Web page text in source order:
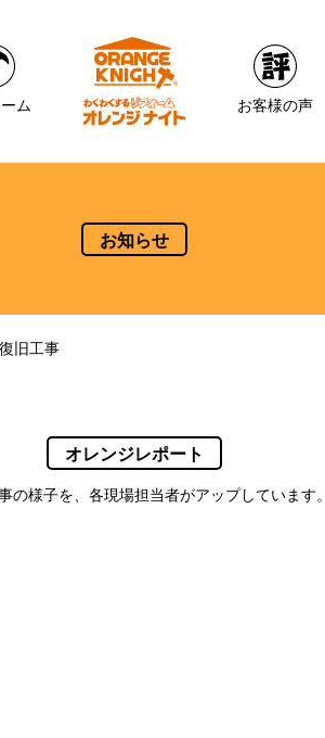
ム お客様の声
お知らせ
旧工事
オレンジレポート
の様子を、各現場担当者がアップしています。